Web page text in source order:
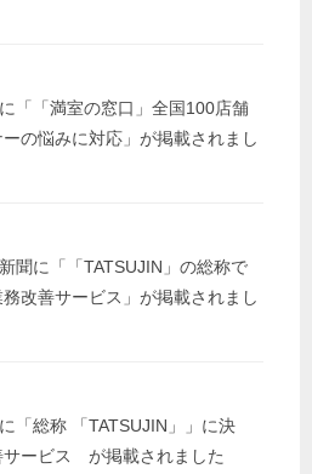
「「満室の窓口」全国100店舗
の悩みに対応」が掲載されまし
聞に「「TATSUJIN」の総称で
改善サービス」が掲載されまし
「総称 「TATSUJIN」」に決
ービス が掲載されました